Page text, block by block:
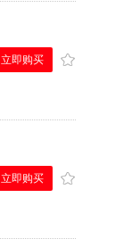
立即购买
立即购买